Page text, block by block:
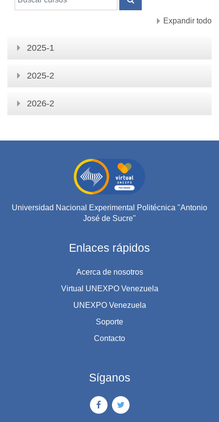
BUSCAR CURSOS
Expandir todo
2025-1
2025-2
2026-2
Universidad Nacional Experimental Politécnica "Antonio
José de Sucre"
Enlaces rápidos
Acerca de nosotros
Virtual UNEXPO Venezuela
UNEXPO Venezuela
Soporte
Contacto
Síganos